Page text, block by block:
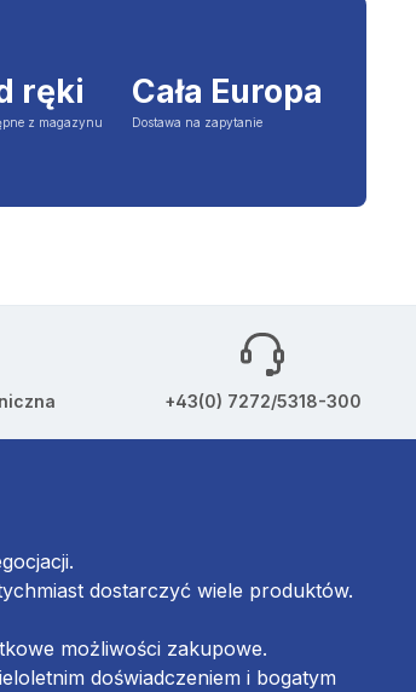
ręki
z magazynu
Cała Europa
Dostawa na zapytanie
+43(0) 7272/5318-300
dostarczyć wiele produktów.
możliwości zakupowe.
doświadczeniem i bogatym